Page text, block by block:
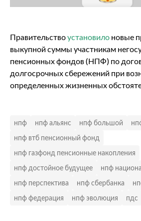
Правительствоустановило новые
выкупной суммы участникам
пенсионных фондов (НПФ) по
долгосрочных сбережений при
определенных жизненных
нпф нпф альянс нпф большой
нпф втб пенсионный фонд
нпф газфонд пенсионные накопления
нпф достойное будущее
нпф
нпф перспектива
нпф сбербанка
нпф федерация
нпф эволюция пдс